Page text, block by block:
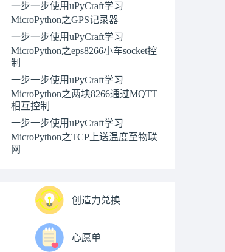
一步一步使用uPyCraft学习
MicroPython之GPS记录器
一步一步使用uPyCraft学习
MicroPython之eps8266小车socket控
制
一步一步使用uPyCraft学习
MicroPython之两块8266通过MQTT
相互控制
一步一步使用uPyCraft学习
MicroPython之TCP上送温度至物联
网
创造力兑换
心愿单